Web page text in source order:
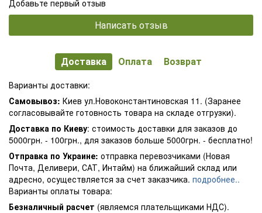
Добавьте первый отзыв
Написать отзыв
Доставка Оплата Возврат
Варианты доставки:
Самовывоз: Киев ул.Новоконстантиновская 11. (Заранее
согласовывайте готовность товара на складе отгрузки).
Доставка по Киеву: стоимость доставки для заказов до
5000грн. - 100грн., для заказов больше 5000грн. - бесплатно!
Отправка по Украине: отправка перевозчиками (Новая
Почта, Деливери, САТ, Интайм) на ближайший склад или
адресно, осуществляется за счет заказчика. подробнее..
Варианты оплаты товара:
Безналичный расчет (являемся плательщиками НДС).